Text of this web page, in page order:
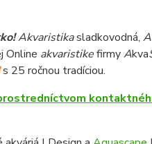
Akvaristikasladkovodná,
Online akvaristikefirmyAkva
s 25 ročnou tradíciou.